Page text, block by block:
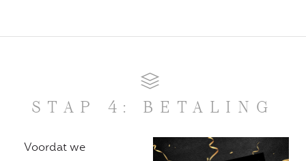
STAP 4: BETALING
Voordat we